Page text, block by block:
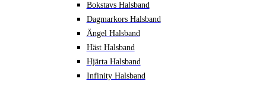
Bokstavs Halsband
Dagmarkors Halsband
Ängel Halsband
Häst Halsband
Hjärta Halsband
Infinity Halsband